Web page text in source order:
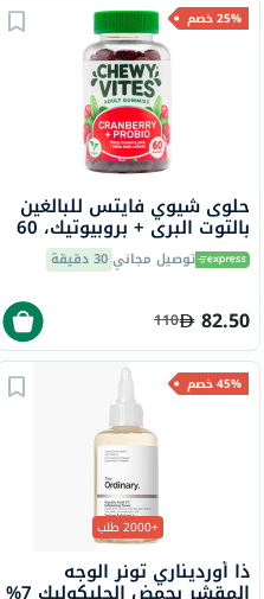
25% خصم
حلوى شيوي فايتس للبالغين
بالتوت البري + بروبيوتيك، 60
قطعة توصيل مجاني30 دقيقة
82.50
110
45% خصم
+2000 طلب
ذا أورديناري تونر الوجه